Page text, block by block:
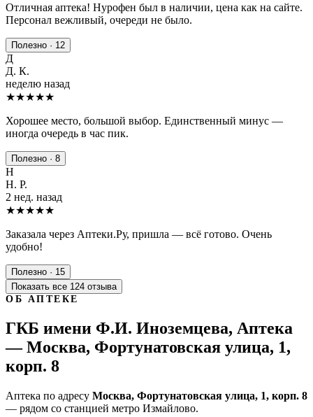
Отличная аптека! Нурофен был в наличии, цена как на сайте.
Персонал вежливый, очереди не было.
Полезно · 12
Д
Д. К.
неделю назад
★★★★★
Хорошее место, большой выбор. Единственный минус —
иногда очередь в час пик.
Полезно · 8
Н
Н. Р.
2 нед. назад
★★★★★
Заказала через Аптеки.Ру, пришла — всё готово. Очень
удобно!
Полезно · 15
Показать все 124 отзыва
ОБ АПТЕКЕ
ГКБ имени Ф.И. Иноземцева, Аптека
— Москва, Фортунатовская улица, 1,
корп. 8
Аптека по адресу Москва, Фортунатовская улица, 1, корп. 8
— рядом со станцией метро Измайлово.